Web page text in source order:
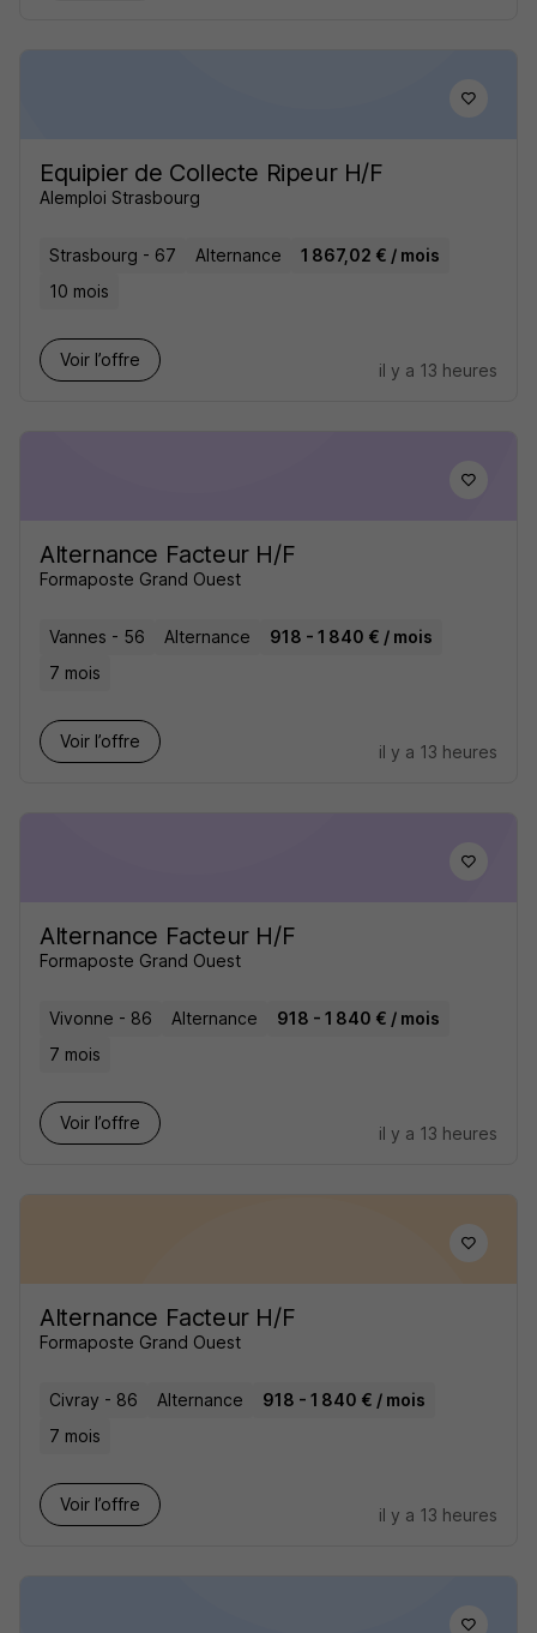
Equipier de Collecte Ripeur H/F
Alemploi Strasbourg
Strasbourg - 67 Alternance
1 867,02 € / mois
10 mois
Voir l’offre
il y a 13 heures
Alternance Facteur H/F
Formaposte Grand Ouest
Vannes - 56 Alternance
918 - 1 840 € / mois
7 mois
Voir l’offre
il y a 13 heures
Alternance Facteur H/F
Formaposte Grand Ouest
Vivonne - 86 Alternance
918 - 1 840 € / mois
7 mois
Voir l’offre
il y a 13 heures
Alternance Facteur H/F
Formaposte Grand Ouest
Civray - 86 Alternance
918 - 1 840 € / mois
7 mois
Voir l’offre
il y a 13 heures